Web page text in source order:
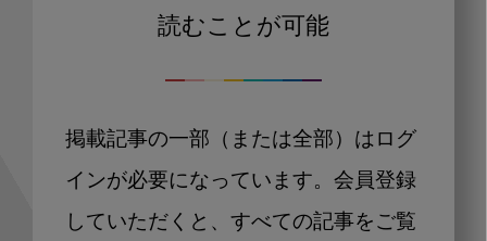
読むことが可能
掲載記事の一部（または全部）はログ
インが必要になっています。会員登録
していただくと、すべての記事をご覧